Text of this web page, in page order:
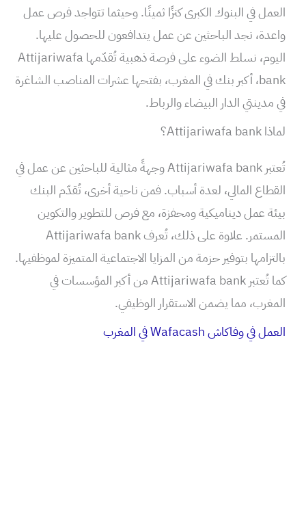
العمل في البنوك الكبرى كنزًا ثمينًا. وحيثما تتواجد فرص عمل
واعدة، نجد الباحثين عن عمل يتدافعون للحصول عليها.
اليوم، نسلط الضوء على فرصة ذهبية تُقدّمها Attijariwafa
bank، أكبر بنك في المغرب، بفتحها عشرات المناصب الشاغرة
في مدينتي الدار البيضاء والرباط.
لماذا Attijariwafa bank؟
تُعتبر Attijariwafa bank وجهةً مثالية للباحثين عن عمل في
القطاع المالي، لعدة أسباب. فمن ناحية أخرى، تُقدّم البنك
بيئة عمل ديناميكية ومحفزة، مع فرص للتطوير والتكوين
المستمر. علاوة على ذلك، تُعرف Attijariwafa bank
بالتزامها بتوفير حزمة من المزايا الاجتماعية المتميزة لموظفيها.
كما تُعتبر Attijariwafa bank من أكبر المؤسسات في
المغرب، مما يضمن الاستقرار الوظيفي.
العمل في وفاكاش Wafacash في المغرب